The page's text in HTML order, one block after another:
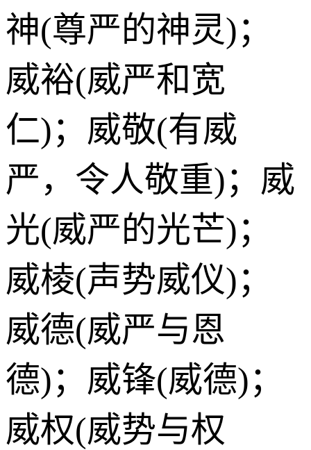
神(尊严的神灵)；
威裕(威严和宽
仁)；威敬(有威
严，令人敬重)；威
光(威严的光芒)；
威棱(声势威仪)；
威德(威严与恩
德)；威锋(威德)；
威权(威势与权